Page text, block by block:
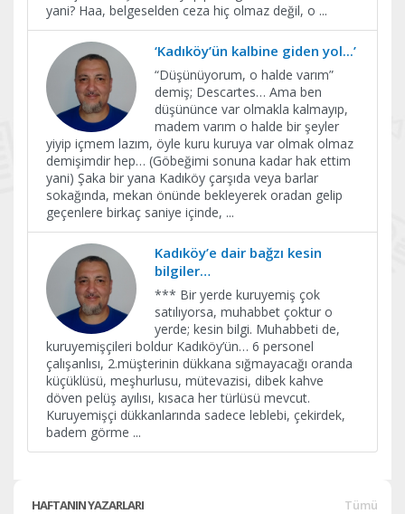
yani? Haa, belgeselden ceza hiç olmaz değil, o ...
‘Kadıköy’ün kalbine giden yol...’
“Düşünüyorum, o halde varım”
demiş; Descartes… Ama ben
düşününce var olmakla kalmayıp,
madem varım o halde bir şeyler
yiyip içmem lazım, öyle kuru kuruya var olmak olmaz
demişimdir hep… (Göbeğimi sonuna kadar hak ettim
yani) Şaka bir yana Kadıköy çarşıda veya barlar
sokağında, mekan önünde bekleyerek oradan gelip
geçenlere birkaç saniye içinde, ...
Kadıköy’e dair bağzı kesin
bilgiler…
*** Bir yerde kuruyemiş çok
satılıyorsa, muhabbet çoktur o
yerde; kesin bilgi. Muhabbeti de,
kuruyemişçileri boldur Kadıköy’ün… 6 personel
çalışanlısı, 2.müşterinin dükkana sığmayacağı oranda
küçüklüsü, meşhurlusu, mütevazisi, dibek kahve
döven pelüş ayılısı, kısaca her türlüsü mevcut.
Kuruyemişçi dükkanlarında sadece leblebi, çekirdek,
badem görme ...
HAFTANIN YAZARLARI Tümü